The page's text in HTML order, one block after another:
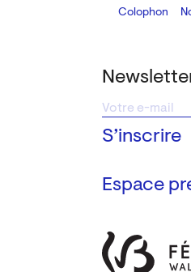
Espace
Colophon
Design: